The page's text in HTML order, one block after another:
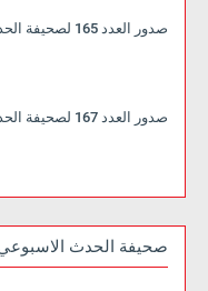
صدور العدد 165 لصحيفة الحدث الاسبوعي من لندن
صدور العدد 167 لصحيفة الحدث الاسبوعي من لندن
صحيفة الحدث